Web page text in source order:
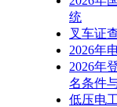
统
叉车证
2026年
2026年
名条件
低压电